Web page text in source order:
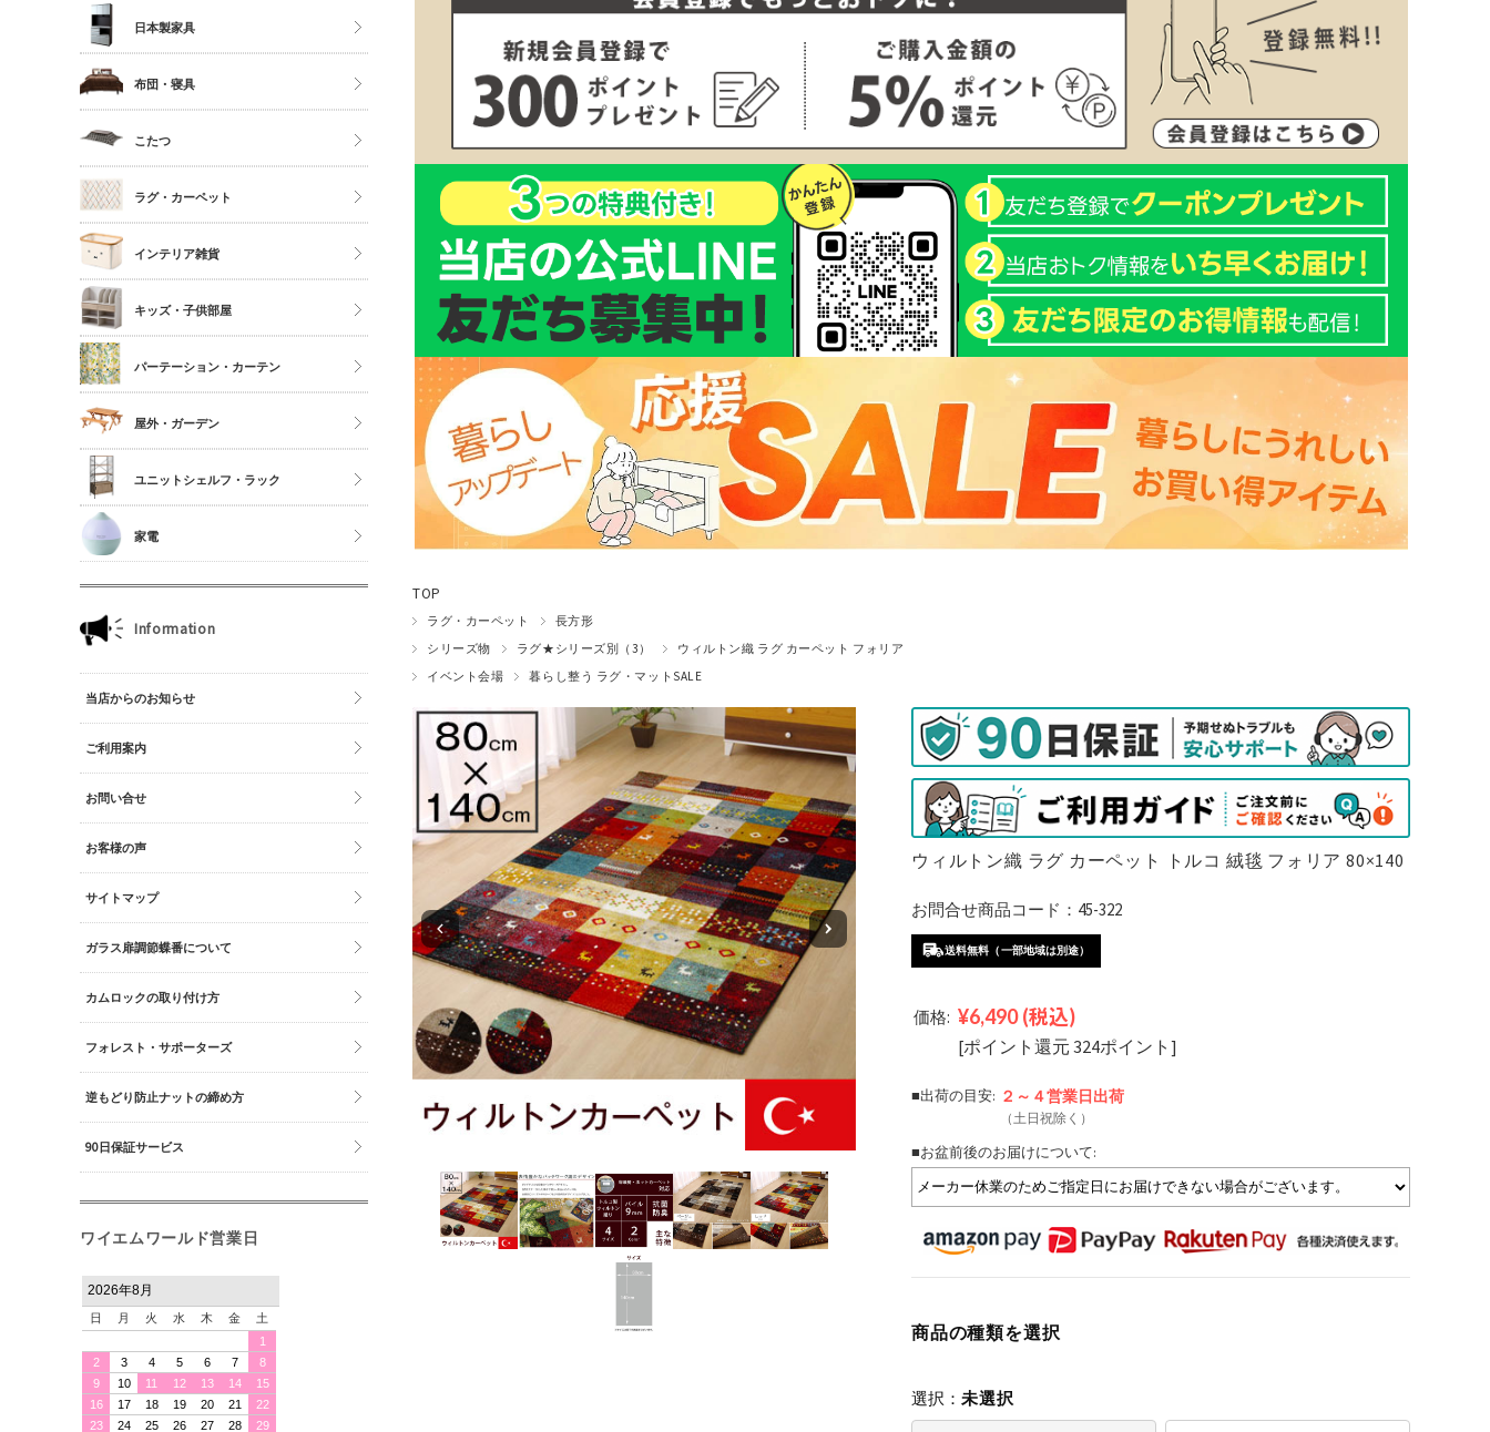
TOP
ラグ・カーペット
長方形
シリーズ物
ラグ★シリーズ別（3）
ウィルトン織 ラグ カーペット フォリア
イベント会場
暮らし整う ラグ・マットSALE
ウィルトン織 ラグ カーペット トルコ 絨毯 フォリア 80×140
お問合せ商品コード：45-322
送料無料（一部地域は別途）
価格: ¥6,490 (税込)
[ポイント還元 324ポイント]
■出荷の目安: ２～４営業日出荷
（土日祝除く）
■お盆前後のお届けについて:
商品の種類を選択
選択： 未選択
サイドテーブル
日本製家具
布団・寝具
シングル
セミダブル
ダブル以上
夏物布団
冬物布団
枕・抱き枕
マットレス単品
こたつ
こたつ
こたつ布団
ラグ・カーペット
正方形
長方形
円形
キッチンマット
玄関マット
インテリア雑貨
アクセサリーケース
照明・ライト
コスメボックス
収納雑貨
玄関雑貨
キッチン雑貨
ミラー・ドレッサー
本立て・マガジンラック
時計
バッグ
財布
キッズ・子供部屋
パーテーション・カーテン
カーテン・ブラインド
屋外・ガーデン
ユニットシェルフ・ラック
ユニットシェルフWiLLシリーズ
ジュリオシリーズ
家電
Information
当店からのお知らせ
ご利用案内
お問い合せ
お客様の声
サイトマップ
ガラス扉調節蝶番について
カムロックの取り付け方
フォレスト・サポーターズ
逆もどり防止ナットの締め方
90日保証サービス
ワイエムワールド営業日